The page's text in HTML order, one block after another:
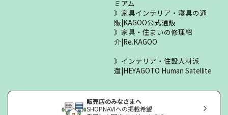
ミアム
家具インテリア・寝具の通
販|KAGOO公式通販
家具・住まいの修理紹
介|Re.KAGOO
インテリア・住設人材派
遣|HEYAGOTO Human Satellite
販売店のみなさまへ
SHOPNAVIへの掲載希望